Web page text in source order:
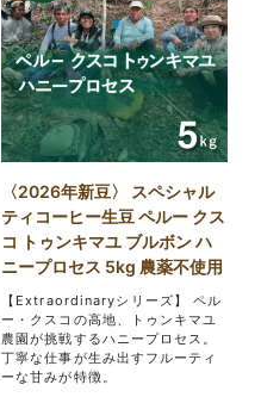
〈2026年新豆〉 スペシャル
ティコーヒー生豆 ペルー クス
コ トゥンキマユ ブルボン ハ
ニープロセス 5kg 農薬不使用
【Extraordinaryシリーズ】 ペル
ー・クスコの高地、トゥンキマユ
農園が挑戦するハニープロセス。
丁寧な仕事が生み出すフルーティ
ーな甘みが特徴。